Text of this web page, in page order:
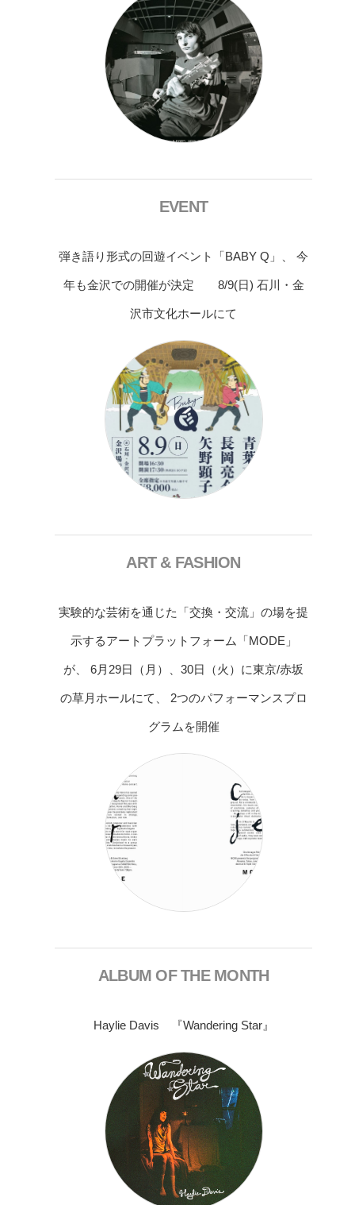
EVENT
弾き語り形式の回遊イベント「BABY Q」、 今
年も金沢での開催が決定 8/9(日) 石川・金
沢市文化ホールにて
ART & FASHION
実験的な芸術を通じた「交換・交流」の場を提
示するアートプラットフォーム「MODE」
が、 6月29日（月）、30日（火）に東京/赤坂
の草月ホールにて、 2つのパフォーマンスプロ
グラムを開催
ALBUM OF THE MONTH
Haylie Davis 『Wandering Star』